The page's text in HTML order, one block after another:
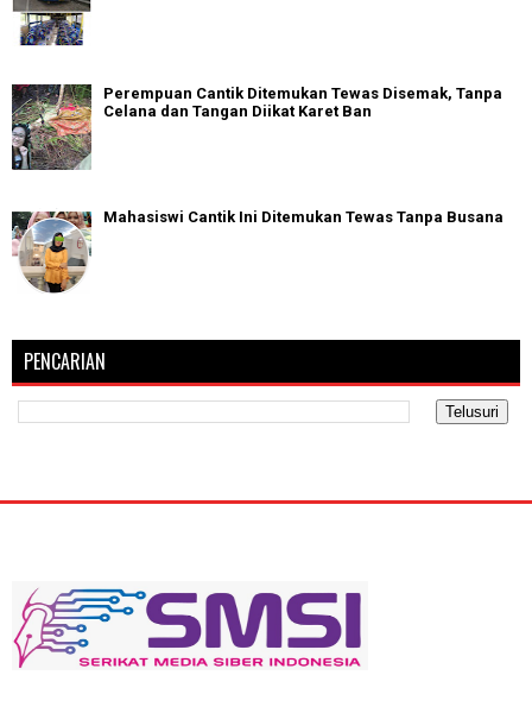
Perempuan Cantik Ditemukan Tewas Disemak, Tanpa
Celana dan Tangan Diikat Karet Ban
Mahasiswi Cantik Ini Ditemukan Tewas Tanpa Busana
PENCARIAN